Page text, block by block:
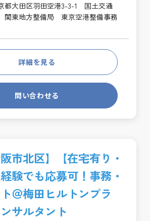
都大田区羽田空港3-3-1 国土交通
東地方整備局 東京空港整備事務
詳細を見る
問い合わせる
阪市北区】【在宅有り・
験でも応募可！事務・
＠梅田ヒルトンプラ
サルタント